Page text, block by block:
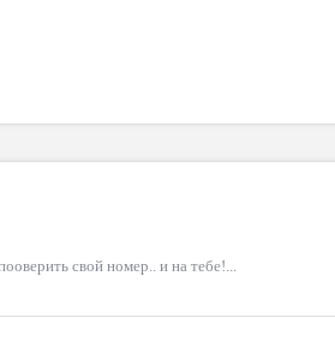
свой номер.. и на тебе!...